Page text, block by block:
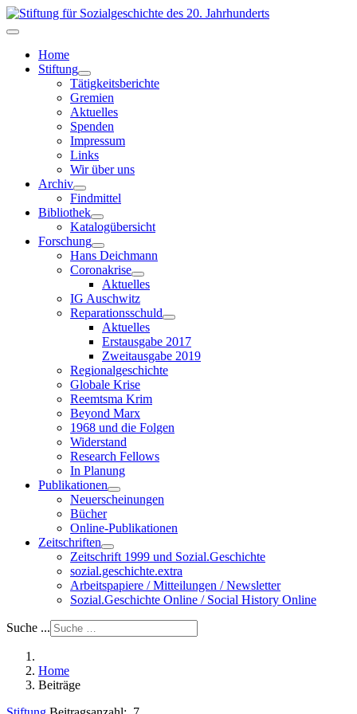
Home
Stiftung
Tätigkeitsberichte
Gremien
Aktuelles
Spenden
Impressum
Links
Wir über uns
Archiv
Findmittel
Bibliothek
Katalogübersicht
Forschung
Hans Deichmann
Coronakrise
Aktuelles
IG Auschwitz
Reparationsschuld
Aktuelles
Erstausgabe 2017
Zweitausgabe 2019
Regionalgeschichte
Globale Krise
Reemtsma Krim
Beyond Marx
1968 und die Folgen
Widerstand
Research Fellows
In Planung
Publikationen
Neuerscheinungen
Bücher
Online-Publikationen
Zeitschriften
Zeitschrift 1999 und Sozial.Geschichte
sozial.geschichte.extra
Arbeitspapiere / Mitteilungen / Newsletter
Sozial.Geschichte Online / Social History Online
Suche ...
Home
Beiträge